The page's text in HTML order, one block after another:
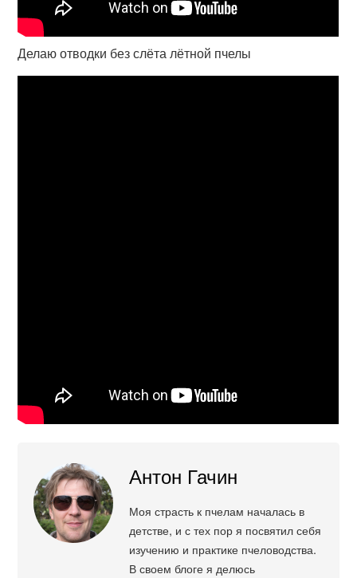
Делаю отводки без слёта лётной пчелы
Антон Гачин
Моя страсть к пчелам началась в
детстве, и с тех пор я посвятил себя
изучению и практике пчеловодства.
В своем блоге я делюсь